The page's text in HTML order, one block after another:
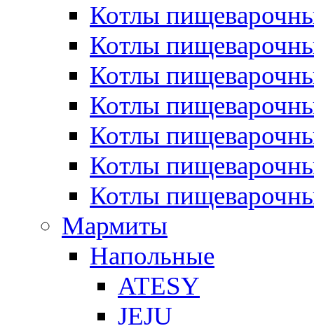
Котлы
Котлы
Котлы
Котлы
Котлы
Котлы
Котлы
Мармиты
Напольные
ATESY
JEJU